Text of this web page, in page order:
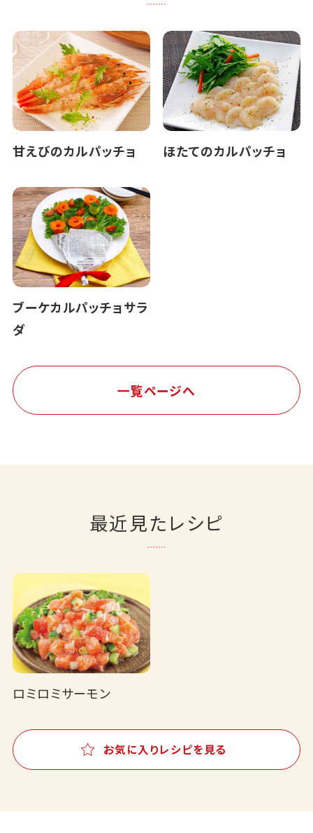
甘えびのカルパッチョ ほたてのカルパッチョ
ブーケカルパッチョサラ
ダ
一覧ページへ
最近見たレシピ
ロミロミサーモン
お気に入りレシピを見る